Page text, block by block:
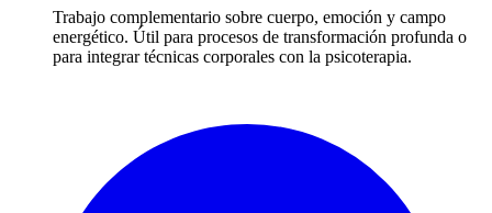
Trabajo complementario sobre cuerpo, emoción y campo
energético. Útil para procesos de transformación profunda o
para integrar técnicas corporales con la psicoterapia.